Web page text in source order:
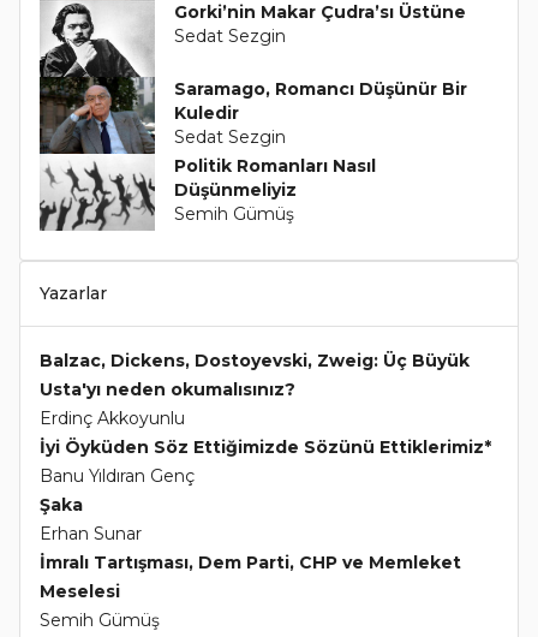
Gorki’nin Makar Çudra’sı Üstüne
Sedat Sezgin
Saramago, Romancı Düşünür Bir
Kuledir
Sedat Sezgin
Politik Romanları Nasıl
Düşünmeliyiz
Semih Gümüş
Yazarlar
Balzac, Dickens, Dostoyevski, Zweig: Üç Büyük
Usta'yı neden okumalısınız?
Erdinç Akkoyunlu
İyi Öyküden Söz Ettiğimizde Sözünü Ettiklerimiz*
Banu Yıldıran Genç
Şaka
Erhan Sunar
İmralı Tartışması, Dem Parti, CHP ve Memleket
Meselesi
Semih Gümüş